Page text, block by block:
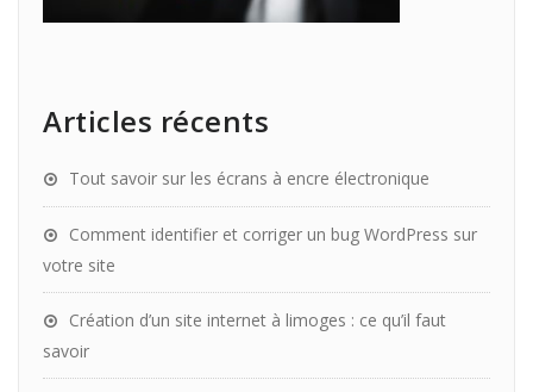
Articles récents
Tout savoir sur les écrans à encre électronique
Comment identifier et corriger un bug WordPress sur
votre site
Création d’un site internet à limoges : ce qu’il faut
savoir